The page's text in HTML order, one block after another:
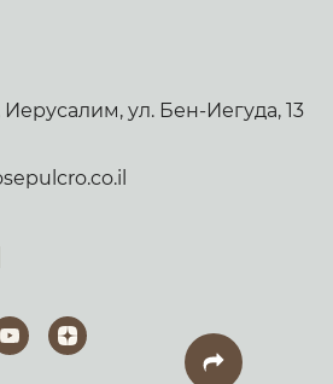
ул. Бен-Иегуда, 13